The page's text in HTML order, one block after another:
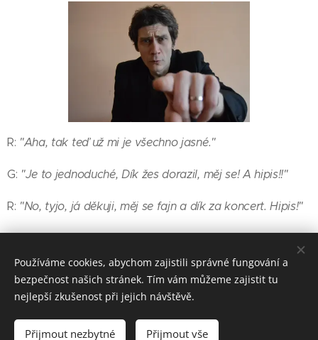
R: "Aha, tak teď už mi je všechno jasné."
G: "Je to jednoduché, Dík žes dorazil, měj se! A hipis!!"
R: "No, tyjo, já děkuji, měj se fajn a dík za koncert. Hipis!"
© 2022 GROHREGIN
Používáme cookies, abychom zajistili správné fungování a
bezpečnost našich stránek. Tím vám můžeme zajistit tu
nejlepší zkušenost při jejich návštěvě.
Přijmout nezbytné Přijmout vše